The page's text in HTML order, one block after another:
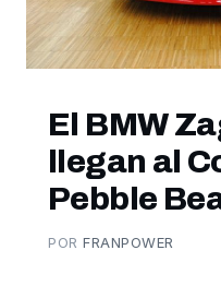
El BMW
llegan al
Pebble
PORFRANPOWER